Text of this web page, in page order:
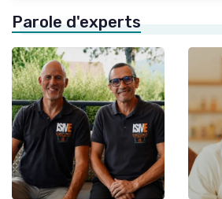
Parole d'experts